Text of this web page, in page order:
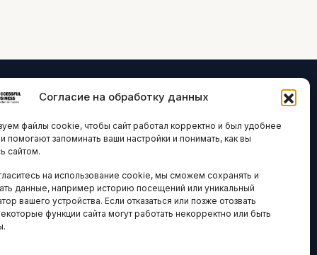
Согласие на обработку данных
файлы cookie, чтобы сайт работал корректно и был удобнее
помогают запоминать ваши настройки и понимать, как вы
сайтом.
на использование cookie, мы сможем сохранять и
данные, например историю посещений или уникальный
вашего устройства. Если отказаться или позже отозвать
функции сайта могут работать некорректно или быть
И ARTICLES IN
ENGLISH
НАВИГАЦИЯ
Архив материалов